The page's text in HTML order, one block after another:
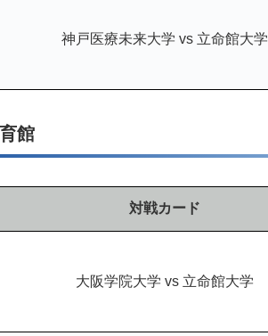
神戸医療未来大学 vs 立命館大学
館
対戦カード
大阪学院大学 vs 立命館大学